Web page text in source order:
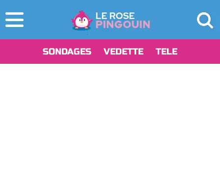
SONDAGES VEDETTE TELE